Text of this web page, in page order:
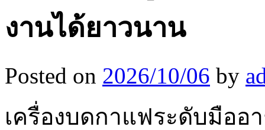
งานได้ยาวนาน
Posted on 2026/10/06 by
เครื่องบดกาแฟระดับมืออ